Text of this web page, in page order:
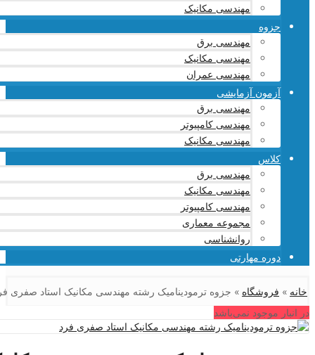
مهندسی مکانیک
جزوه
مهندسی برق
مهندسی مکانیک
مهندسی عمران
آزمون آزمایشی
مهندسی برق
مهندسی کامپیوتر
مهندسی مکانیک
کلاس
مهندسی برق
مهندسی مکانیک
مهندسی کامپیوتر
مجموعه معماری
روانشناسی
دوره مهارتی
خانه » فروشگاه » جزوه ترمودینامیک رشته مهندسی مکانیک استاد صفری
در انبار موجود نمی‌باشد